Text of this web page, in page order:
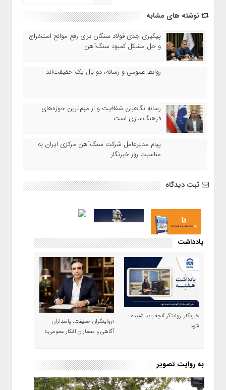
نوشته های مشابه
پیگیری جدی فولاد سنگان برای رفع موانع استخراج
و حل مشکل کمبود سنگ‌آهن
روابط عمومی و رسانه، دو بال یک حقیقت‌اند
رسانه نگاهبان شفافیت و از مهم‌ترین حوزه‌های
فرهنگ‌سازی است
پیام مدیرعامل شرکت سنگ‌آهن مرکزی ایران به
مناسبت روز خبرنگار
ثبت دیدگاه
یادداشت
خبرنگار؛ روایتگر آنچه باید شنیده
شود
«روایتگران حقیقت، پاسداران
آگاهی و معماران افکار عمومی،»
به روایت تصویر